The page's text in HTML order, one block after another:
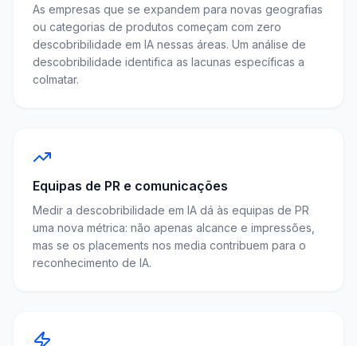
As empresas que se expandem para novas geografias
ou categorias de produtos começam com zero
descobribilidade em IA nessas áreas. Um análise de
descobribilidade identifica as lacunas específicas a
colmatar.
Equipas de PR e comunicações
Medir a descobribilidade em IA dá às equipas de PR
uma nova métrica: não apenas alcance e impressões,
mas se os placements nos media contribuem para o
reconhecimento de IA.